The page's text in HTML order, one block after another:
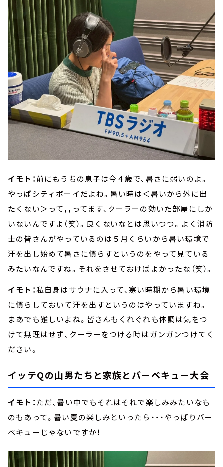
イモト：前にもうちの息子は今４歳で、暑さに弱いのよ。
やっぱシティボーイだよね。暑い時は＜暑いから外に出
たくない＞って言ってます、クーラーの効いた部屋にしか
いないんですよ（笑）。良くないなとは思いつつ。よく消防
士の皆さんがやっているのは５月くらいから暑い環境で
汗を出し始めて暑さに慣らすというのをやって見ている
みたいなんですね。それをさせておけばよかったな（笑）。
イモト：私自身はサウナに入って、寒い時期から暑い環境
に慣らしておいて汗を出すというのはやっていますね。
まあでも難しいよね。皆さんもくれぐれも体調は気をつ
けて無理はせず、クーラーをつける時はガンガンつけてく
ださい。
イッテQの山男たちと家族とバーベキュー大会
イモト：ただ、暑い中でもそれはそれで楽しみみたいなも
のもあって。暑い夏の楽しみといったら・・・やっぱりバー
ベキューじゃないですか！